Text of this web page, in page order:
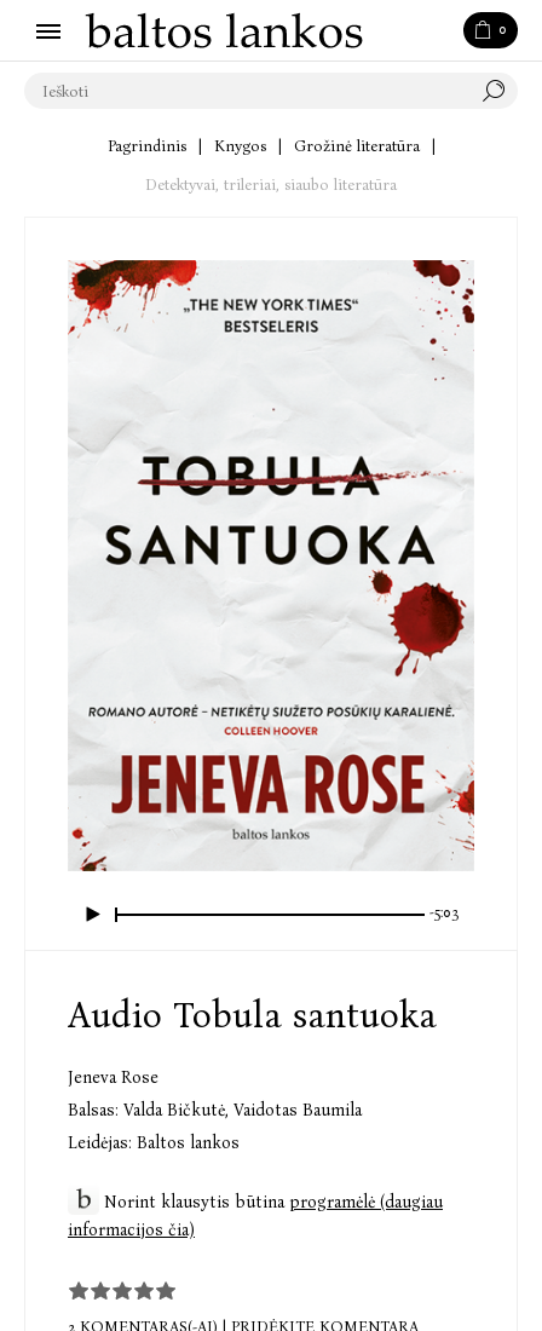
0
Pagrindinis Knygos Grožinė literatūra
Detektyvai, trileriai, siaubo literatūra
-5:03
Audio Tobula santuoka
Jeneva Rose
Balsas: Valda Bičkutė, Vaidotas Baumila
Leidėjas: Baltos lankos
Norint klausytis būtinaprogramėlė (daugiau
informacijos čia)
2 KOMENTARAS(-AI) PRIDĖKITE KOMENTARĄ